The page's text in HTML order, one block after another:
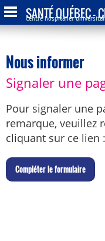
SANTÉ QUÉBEC -
Centre hospitalier
Nous informer
Signaler une
Pour signaler une
remarque, veuillez
cliquant sur ce lien :
Compléter le formulaire